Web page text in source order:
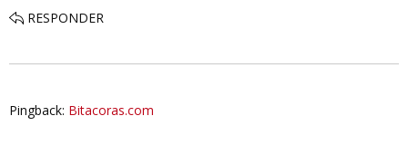
RESPONDER
Pingback: Bitacoras.com